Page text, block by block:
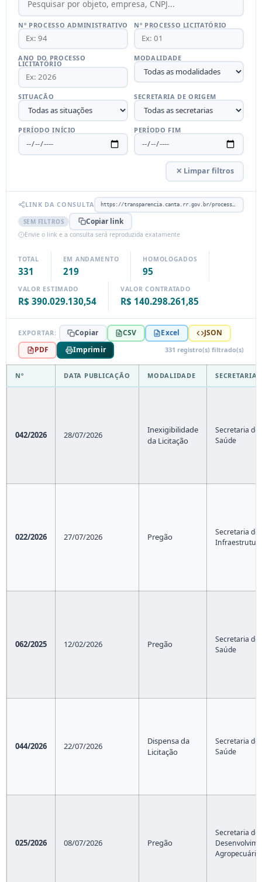
Nº PROCESSO ADMINISTRATIVO Nº PROCESSO LICITATÓRIO
ANO DO PROCESSO
LICITATÓRIO
MODALIDADE
SITUAÇÃO SECRETARIA DE ORIGEM
PERÍODO INÍCIO PERÍODO FIM
✕ Limpar filtros
LINK DA CONSULTA https://transparencia.canta.rr.gov.br/processos-admin/
SEM FILTROS Copiar link
Envie o link e a consulta será reproduzida exatamente
TOTAL
331
EM ANDAMENTO
219
HOMOLOGADOS
95
VALOR ESTIMADO
R$ 390.029.130,54
VALOR CONTRATADO
R$ 140.298.261,85
EXPORTAR: Copiar CSV Excel
JSON
PDF
Imprimir 331 registro(s) filtrado(s)
Nº DATA PUBLICAÇÃO MODALIDADE SECRETARIA
042/2026 28/07/2026
Inexigibilidade
da Licitação
Secretaria de
Saúde
022/2026 27/07/2026 Pregão
Secretaria de
062/2025 12/02/2026 Pregão
Secretaria de
Saúde
044/2026 22/07/2026
Dispensa da
Licitação
Secretaria de
Saúde
025/2026 08/07/2026 Pregão
Secretaria de
Agropecuário